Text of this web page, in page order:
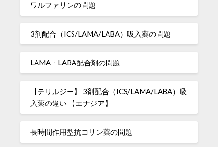
ワルファリンの問題
3剤配合（ICS/LAMA/LABA）吸入薬の問題
LAMA・LABA配合剤の問題
【テリルジー】 3剤配合（ICS/LAMA/LABA）吸
入薬の違い 【エナジア】
長時間作用型抗コリン薬の問題